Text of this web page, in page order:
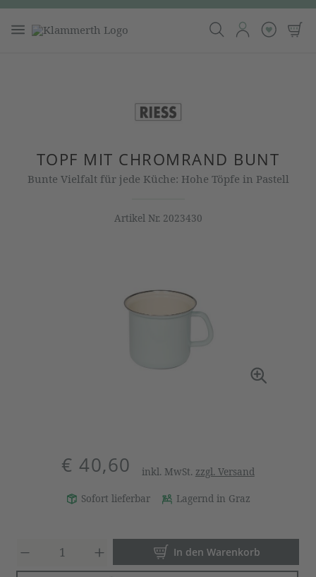
TOPF MIT CHROMRAND BUNT
Bunte Vielfalt für jede Küche: Hohe Töpfe in Pastell
Artikel Nr. 2023430
€ 40,60 inkl. MwSt. zzgl. Versand
Sofort lieferbar Lagernd in Graz
Produkt Anzahl: Gib den
In den Warenkorb